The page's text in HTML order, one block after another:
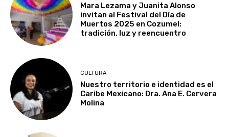
Mara Lezama y Juanita Alonso
invitan al Festival del Día de
Muertos 2025 en Cozumel:
tradición, luz y reencuentro
CULTURA
Nuestro territorio e identidad es el
Caribe Mexicano: Dra. Ana E. Cervera
Molina